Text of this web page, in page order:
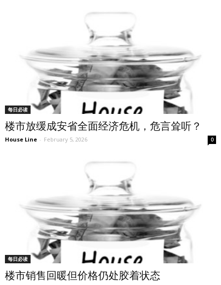
每日必读
楼市放缓成安省全面经济危机，危言耸听？
House Line - February 5, 2026 0
每日必读
楼市销售回暖但价格仍处胶着状态